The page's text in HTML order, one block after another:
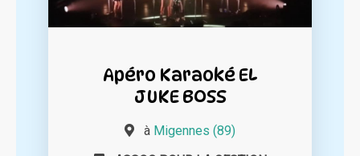
Apéro Karaoké EL
JUKE BOSS
à Migennes (89)